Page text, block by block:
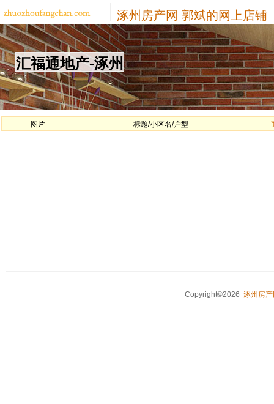
涿州房产网 郭斌的网上店铺
汇福通地产-涿州
图片 标题/小区名/户型
Copyright©2026 涿州房